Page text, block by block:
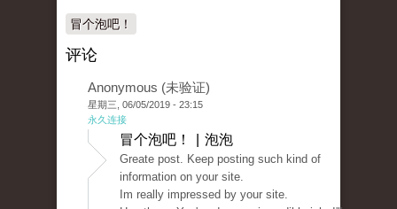
冒个泡吧！
评论
Anonymous (未验证)
星期三, 06/05/2019 - 23:15
永久连接
冒个泡吧！ | 泡泡
Greate post. Keep posting such kind of
information on your site.
Im really impressed by your site.